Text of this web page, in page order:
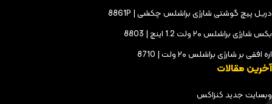
دریل پیچ گوشتی شارژی براشلس چکشی | 8861P
بکس شارژی براشلس ۲۰ ولت 1.2 اینچ | 8803
اره افقی بر شارژی براشلس ۲۰ ولت | 8710
آخرین مقالات
وبسایت جدید کنزاکس